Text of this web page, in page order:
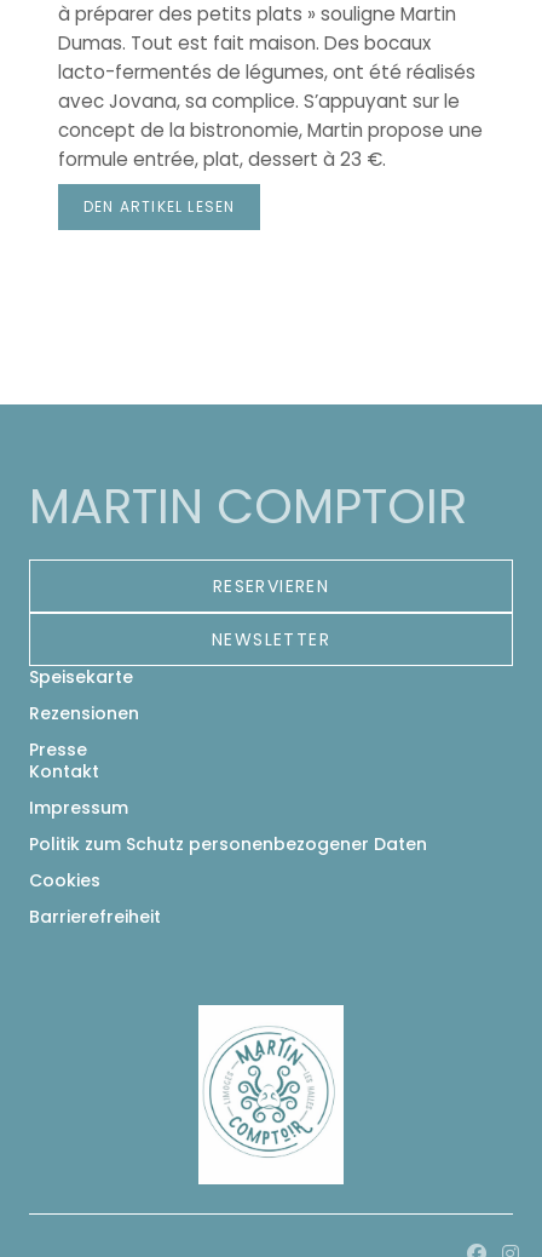
à préparer des petits plats » souligne Martin
Dumas. Tout est fait maison. Des bocaux
lacto-fermentés de légumes, ont été réalisés
avec Jovana, sa complice. S’appuyant sur le
concept de la bistronomie, Martin propose une
formule entrée, plat, dessert à 23 €.
DEN ARTIKEL LESEN((ÖFFNET EIN NEUES FENSTER))
MARTIN COMPTOIR
RESERVIEREN
NEWSLETTER
Speisekarte
Rezensionen
Presse
Kontakt
Impressum
Politik zum Schutz personenbezogener Daten
Cookies
Barrierefreiheit